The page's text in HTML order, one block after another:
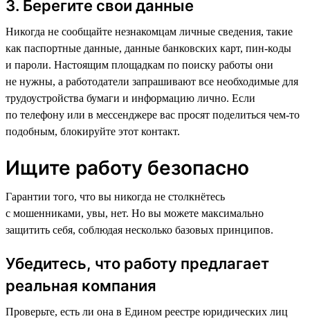
3. Берегите свои данные
Никогда не сообщайте незнакомцам личные сведения, такие
как паспортные данные, данные банковских карт, пин-коды
и пароли. Настоящим площадкам по поиску работы они
не нужны, а работодатели запрашивают все необходимые для
трудоустройства бумаги и информацию лично. Если
по телефону или в мессенджере вас просят поделиться чем-то
подобным, блокируйте этот контакт.
Ищите работу безопасно
Гарантии того, что вы никогда не столкнётесь
с мошенниками, увы, нет. Но вы можете максимально
защитить себя, соблюдая несколько базовых принципов.
Убедитесь, что работу предлагает
реальная компания
Проверьте, есть ли она в Едином реестре юридических лиц